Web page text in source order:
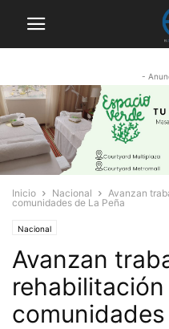
-
Inicio Nacional
Avanzan
comunidades de La Peña
Nacional
Avanzan